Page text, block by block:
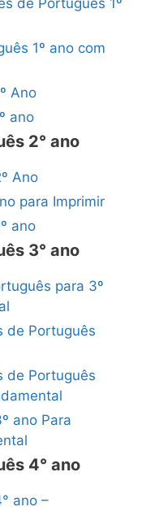
1º ano com
Ano
ano
2° ano
Ano
para Imprimir
ano
3° ano
para 3º
de Português
de Português
ano Para
4° ano
ano –